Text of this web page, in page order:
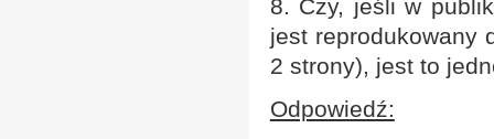
8. Czy, jeśli w
jest reprodukowany
2 strony), jest to
Odpowiedź: